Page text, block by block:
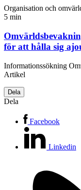
Organisation och
5 min
för att hålla sig
Informationssökning
Artikel
Dela
Dela
Facebook
Linkedin